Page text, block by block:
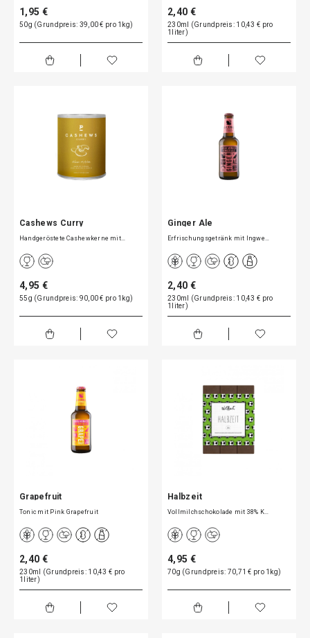
1,95 €
50g (Grundpreis: 39,00 € pro 1kg)
2,40 €
230ml (Grundpreis: 10,43 € pro
1liter)
Cashews Curry
Handgeröstete Cashewkerne mit…
4,95 €
55g (Grundpreis: 90,00 € pro 1kg)
Ginger Ale
Erfrischungsgetränk mit Ingwe…
2,40 €
230ml (Grundpreis: 10,43 € pro
1liter)
Grapefruit
Tonic mit Pink Grapefruit
2,40 €
230ml (Grundpreis: 10,43 € pro
1liter)
Halbzeit
Vollmilchschokolade mit 38% K…
4,95 €
70g (Grundpreis: 70,71 € pro 1kg)